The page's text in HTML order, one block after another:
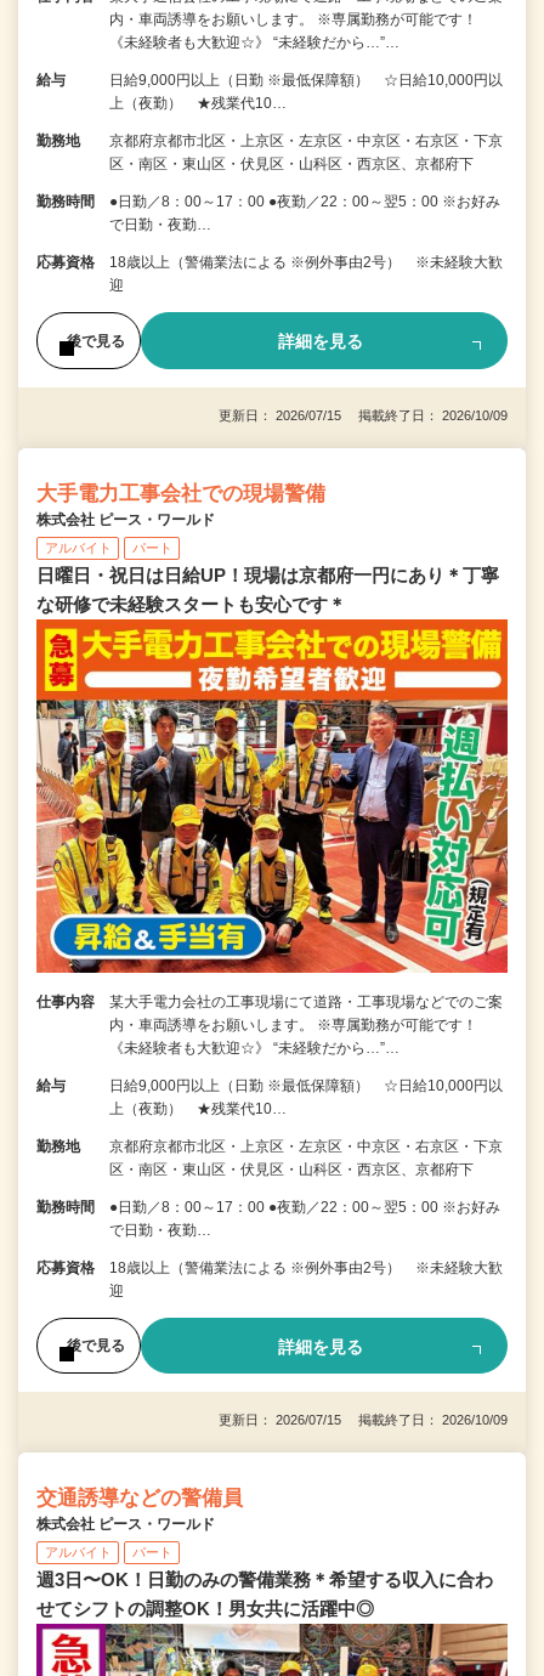
内・車両誘導をお願いします。 ※専属勤務が可能です！
《未経験者も大歓迎☆》 “未経験だから…”…
給与
日給9,000円以上（日勤 ※最低保障額） ☆日給10,000円以
上（夜勤） ★残業代10…
勤務地
京都府京都市北区・上京区・左京区・中京区・右京区・下京
区・南区・東山区・伏見区・山科区・西京区、京都府下
勤務時間
●日勤／8：00～17：00 ●夜勤／22：00～翌5：00 ※お好み
で日勤・夜勤…
応募資格
18歳以上（警備業法による ※例外事由2号） ※未経験大歓
迎
後で見る 詳細を見る
更新日： 2026/07/15 掲載終了日： 2026/10/09
大手電力工事会社での現場警備
株式会社 ピース・ワールド
アルバイト パート
日曜日・祝日は日給UP！現場は京都府一円にあり＊丁寧
な研修で未経験スタートも安心です＊
仕事内容
某大手電力会社の工事現場にて道路・工事現場などでのご案
内・車両誘導をお願いします。 ※専属勤務が可能です！
《未経験者も大歓迎☆》 “未経験だから…”…
給与
日給9,000円以上（日勤 ※最低保障額） ☆日給10,000円以
上（夜勤） ★残業代10…
勤務地
京都府京都市北区・上京区・左京区・中京区・右京区・下京
区・南区・東山区・伏見区・山科区・西京区、京都府下
勤務時間
●日勤／8：00～17：00 ●夜勤／22：00～翌5：00 ※お好み
で日勤・夜勤…
応募資格
18歳以上（警備業法による ※例外事由2号） ※未経験大歓
迎
後で見る 詳細を見る
更新日： 2026/07/15 掲載終了日： 2026/10/09
交通誘導などの警備員
株式会社 ピース・ワールド
アルバイト パート
週3日〜OK！日勤のみの警備業務＊希望する収入に合わ
せてシフトの調整OK！男女共に活躍中◎